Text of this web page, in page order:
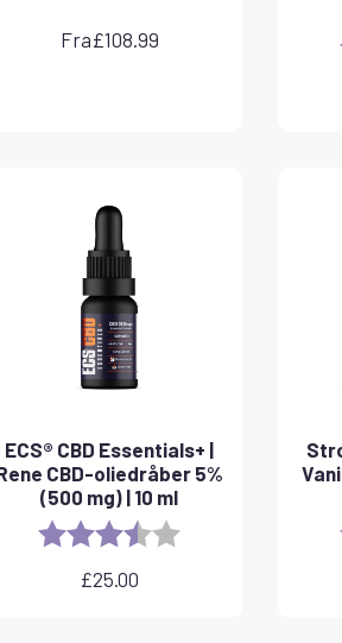
Fra£108.99
ECS® CBD Essentials+ |
CBD-oliedråber 5%
(500 mg) | 10 ml
Rating:
£25.00